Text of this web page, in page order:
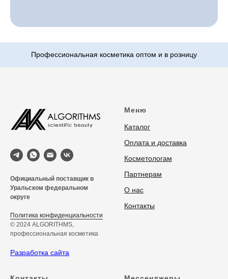
Официальный поставщик в
Уральском федеральном
округе
Политика конфиденциальности
© 2024 ALGORITHMS,
профессиональная косметика
Разработка сайта
Меню
Каталог
Оплата и доставка
Косметологам
Партнерам
О нас
Контакты